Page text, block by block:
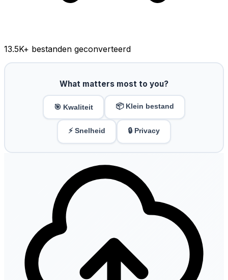
13.5K+ bestanden geconverteerd
What matters most to you?
🎯 Kwaliteit 📦 Klein bestand
⚡ Snelheid 🔒 Privacy